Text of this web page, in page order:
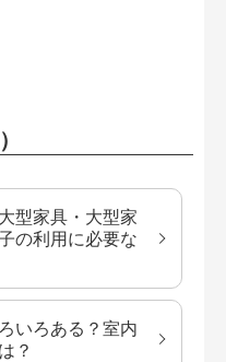
型家具・大型家
の利用に必要な
いろある？室内
？